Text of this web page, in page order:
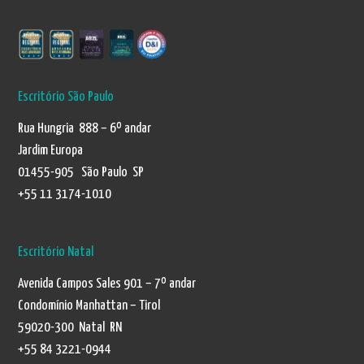
Escritório São Paulo
Rua Hungria 888 – 6º andar
Jardim Europa
01455-905 São Paulo SP
+55 11 3174-1010
Escritório Natal
Avenida Campos Sales 901 – 7º andar
Condomínio Manhattan – Tirol
59020-300 Natal RN
+55 84 3221-0944